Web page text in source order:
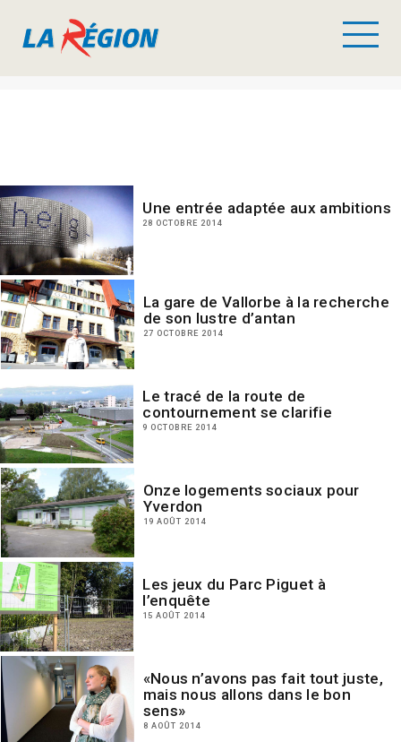
Une entrée adaptée aux ambitions
28 OCTOBRE 2014
La gare de Vallorbe à la recherche
de son lustre d’antan
27 OCTOBRE 2014
Le tracé de la route de
contournement se clarifie
9 OCTOBRE 2014
Onze logements sociaux pour
Yverdon
19 AOÛT 2014
Les jeux du Parc Piguet à
l’enquête
15 AOÛT 2014
«Nous n’avons pas fait tout juste,
mais nous allons dans le bon
sens»
8 AOÛT 2014